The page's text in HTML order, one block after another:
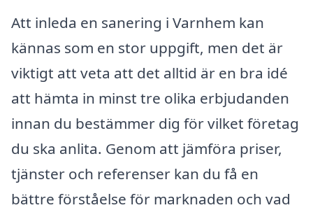
Att inleda en sanering i Varnhem kan
kännas som en stor uppgift, men det är
viktigt att veta att det alltid är en bra idé
att hämta in minst tre olika erbjudanden
innan du bestämmer dig för vilket företag
du ska anlita. Genom att jämföra priser,
tjänster och referenser kan du få en
bättre förståelse för marknaden och vad